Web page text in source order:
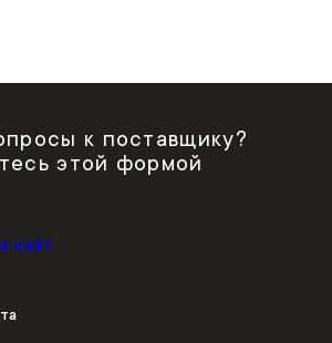
к поставщику?
этой формой
сайт